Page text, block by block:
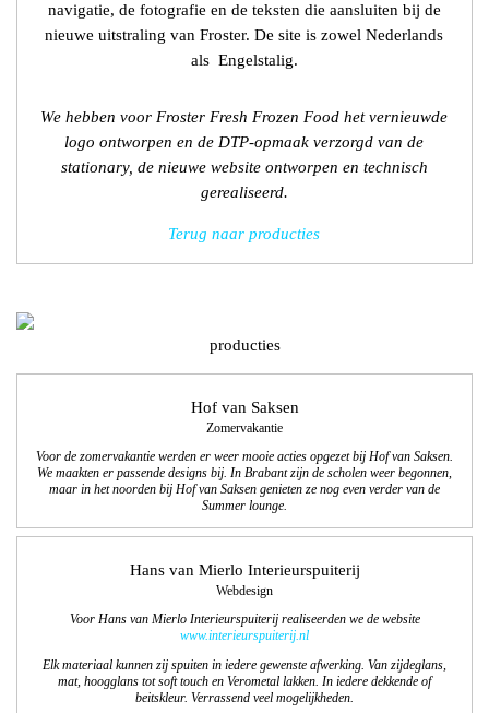
navigatie, de fotografie en de teksten die aansluiten bij de
nieuwe uitstraling van Froster. De site is zowel Nederlands
als Engelstalig.
We hebben voor Froster Fresh Frozen Food het vernieuwde
logo ontworpen en de DTP-opmaak verzorgd van de
stationary, de nieuwe website ontworpen en technisch
gerealiseerd.
Terug naar producties
producties
Hof van Saksen
Zomervakantie
Voor de zomervakantie werden er weer mooie acties opgezet bij Hof van Saksen.
We maakten er passende designs bij. In Brabant zijn de scholen weer begonnen,
maar in het noorden bij Hof van Saksen genieten ze nog even verder van de
Summer lounge.
Hans van Mierlo Interieurspuiterij
Webdesign
Voor Hans van Mierlo Interieurspuiterij realiseerden we de website
www.interieurspuiterij.nl
Elk materiaal kunnen zij spuiten in iedere gewenste afwerking. Van zijdeglans,
mat, hoogglans tot soft touch en Verometal lakken. In iedere dekkende of
beitskleur. Verrassend veel mogelijkheden.